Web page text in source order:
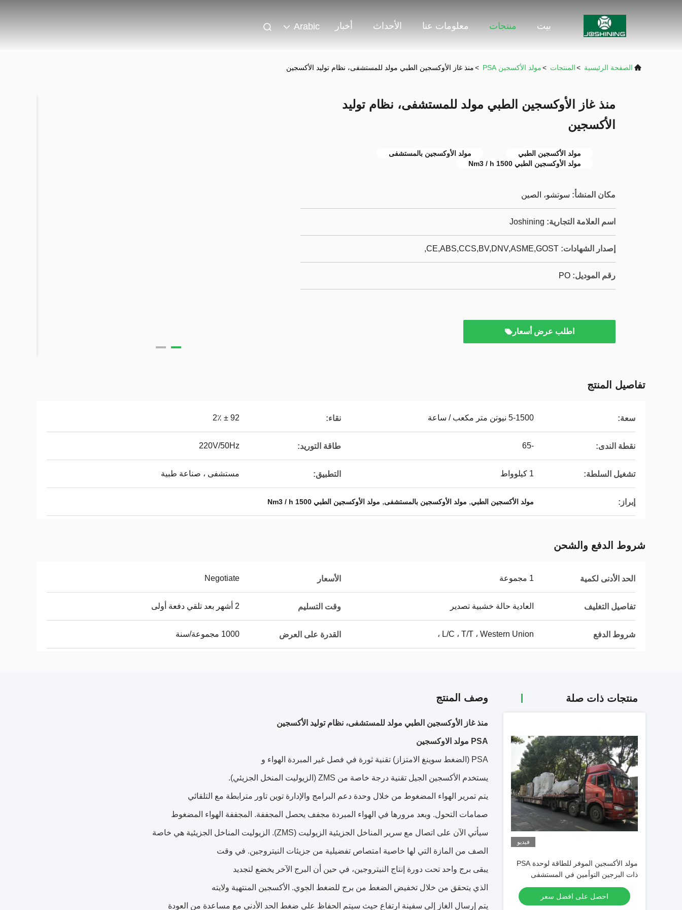
بيت منتجات معلومات عنا الأحداث أخبار Arabic
الصفحة الرئيسية >المنتجات >مولد الأكسجين PSA >منذ غاز الأوكسجين الطبي مولد للمستشفى، نظام توليد الأكسجين
منذ غاز الأوكسجين الطبي مولد للمستشفى، نظام توليد
الأكسجين
مولد الأكسجين الطبي
مولد الأوكسجين بالمستشفى
مولد الأوكسجين الطبي 1500 Nm3 / h
مكان المنشأ: سوتشو، الصين
اسم العلامة التجارية: Joshining
إصدار الشهادات: CE,ABS,CCS,BV,DNV,ASME,GOST,
رقم الموديل: PO
اطلب عرض أسعار
تفاصيل المنتج
سعة: 5-1500 نيوتن متر مكعب / ساعة نقاء: 92 ± 2٪
نقطة الندى: -65 طاقة التوريد: 220V/50Hz
تشغيل السلطة: 1 كيلوواط التطبيق: مستشفى ، صناعة طبية
إبراز: مولد الأكسجين الطبي, مولد الأوكسجين بالمستشفى, مولد الأوكسجين الطبي 1500 Nm3 / h
شروط الدفع والشحن
الحد الأدنى لكمية 1 مجموعة الأسعار Negotiate
تفاصيل التغليف العادية حالة خشبية تصدير وقت التسليم 2 أشهر بعد تلقي دفعة أولى
شروط الدفع L/C ، T/T ، Western Union ، القدرة على العرض 1000 مجموعة/سنة
منتجات ذات صلة
فيديو
مولد الأكسجين الموفر للطاقة لوحدة PSA
ذات البرجين التوأمين في المستشفى
احصل على افضل سعر
وصف المنتج
منذ غاز الأوكسجين الطبي مولد للمستشفى، نظام توليد الأكسجين
PSA مولد الاوكسجين
PSA (الضغط سوينغ الامتزاز) تقنية ثورة في فصل غير المبردة الهواء و
يستخدم الأكسجين الجيل تقنية درجة خاصة من ZMS (الزيوليت المنخل الجزيئي).
يتم تمرير الهواء المضغوط من خلال وحدة دعم البرامج والإدارة توين تاور مترابطة مع التلقائي
صمامات التحول. وبعد مرورها في الهواء المبردة مجفف يحصل المجففة. المجففة الهواء المضغوط
سيأتي الآن على اتصال مع سرير المناخل الجزيئية الزيوليت (ZMS). الزيوليت المناخل الجزيئية هي خاصة
الصف من المازة التي لها خاصية امتصاص تفضيلية من جزيئات النيتروجين. في وقت
يبقى برج واحد تحت دورة إنتاج النيتروجين، في حين أن البرج الآخر يخضع لتجديد
الذي يتحقق من خلال تخفيض الضغط من برج للضغط الجوي. الأكسجين المنتهية ولايته
يتم إرسال الغاز إلى سفينة ارتفاع حيث سيتم الحفاظ على ضغط الحد الأدنى مع مساعدة من العودة